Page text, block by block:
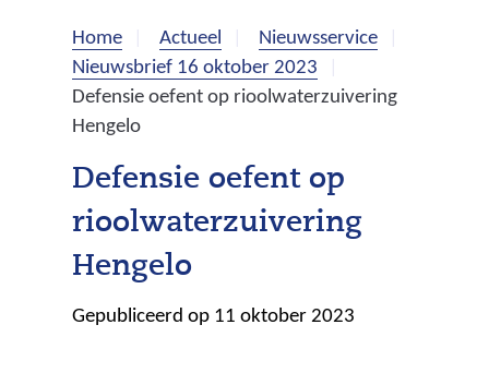
k
e
n
l
a
p
n
Home Actueel
Nieuwsservice
Nieuwsbrief 16 oktober 2023
Defensie oefent op rioolwaterzuivering
Hengelo
Defensie oefent op
rioolwaterzuivering
Hengelo
Gepubliceerd op 11 oktober 2023